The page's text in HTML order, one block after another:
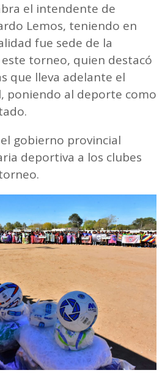
el intendente de
Lemos, teniendo en
fue sede de la
torneo, quien destacó
que lleva adelante el
poniendo al deporte como
gobierno provincial
deportiva a los clubes